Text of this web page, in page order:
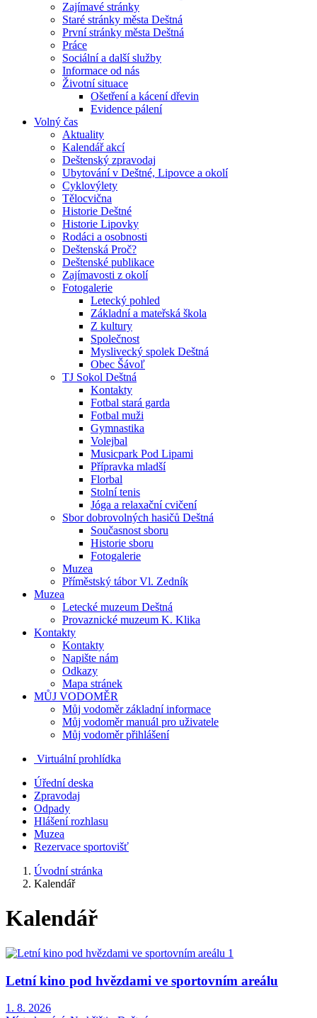
Zajímavé stránky
Staré stránky města Deštná
První stránky města Deštná
Práce
Sociální a další služby
Informace od nás
Životní situace
Ošetření a kácení dřevin
Evidence pálení
Volný čas
Aktuality
Kalendář akcí
Deštenský zpravodaj
Ubytování v Deštné, Lipovce a okolí
Cyklovýlety
Tělocvična
Historie Deštné
Historie Lipovky
Rodáci a osobnosti
Deštenská Proč?
Deštenské publikace
Zajímavosti z okolí
Fotogalerie
Letecký pohled
Základní a mateřská škola
Z kultury
Společnost
Myslivecký spolek Deštná
Obec Šávoľ
TJ Sokol Deštná
Kontakty
Fotbal stará garda
Fotbal muži
Gymnastika
Volejbal
Musicpark Pod Lipami
Přípravka mladší
Florbal
Stolní tenis
Jóga a relaxační cvičení
Sbor dobrovolných hasičů Deštná
Současnost sboru
Historie sboru
Fotogalerie
Muzea
Příměstský tábor Vl. Zedník
Muzea
Letecké muzeum Deštná
Provaznické muzeum K. Klika
Kontakty
Kontakty
Napište nám
Odkazy
Mapa stránek
MŮJ VODOMĚR
Můj vodoměr základní informace
Můj vodoměr manuál pro uživatele
Můj vodoměr přihlášení
Virtuální prohlídka
Úřední deska
Zpravodaj
Odpady
Hlášení rozhlasu
Muzea
Rezervace sportovišť
Úvodní stránka
Kalendář
Kalendář
Letní kino pod hvězdami ve sportovním areálu
1. 8. 2026